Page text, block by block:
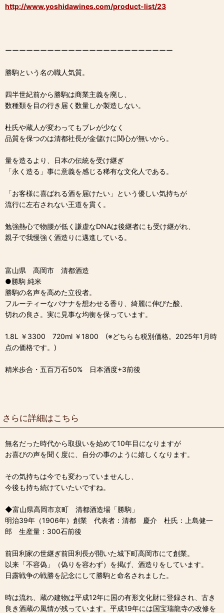
http://www.yoshidawines.com/product-list/23
ーーーーーーーーーーーーーーーーーーーーーーーー
勝駒という名の職人気質。
四半世紀前から勝駒は商業主義を廃し、
数種類を目の行き届く数量しか製造しない。
杜氏や蔵人が変わってもブレが少なく
品質を保つのは清都社長が金儲けに関心が無いから。
量を造るより、日本の伝統を受け継ぎ
「永く造る」事に意義を感じる稀有な文化人である。
「お客様に喜ばれる酒を届けたい」という優しい気持ちが
流行に左右されない王道を貫く。
勉強熱心で物腰が低く謙虚なDNAは後継者にも受け継がれ、
親子で我慢強く酒造りに邁進している。
富山県 高岡市 清都酒造
●勝駒 純米
勝駒の名声を高めた立役者。
フルーティーなバナナを想わせる香り、綺麗に伸びた酸、
切れの良さ。実に見事な均衡を保っています。
1.8L ￥3300 720ml ￥1800 (※どちらも税別価格。2025年1月時
点の価格です。)
精米歩合・五百万石50% 日本酒度+3前後
さらに詳細はこちら
無名だった時代から取扱いを始めて10年目になりますが
お喜びの声を聞く度に、自分の事のように嬉しくなります。
その気持ちは今でも変わっていませんし、
今後も持ち続けていたいですね。
◆富山県高岡市京町 清都酒造場「勝駒」
明治39年（1906年）創業 代表者：清都 慶介 杜氏：上島健一
郎 生産量：300石前後
前田利家の世継ぎ前田利長が開いた城下町高岡市にて創業。
以来「不容偽」（偽りを容わず）を掲げ、酒造りをしています。
日露戦争の戦勝を記念にして勝駒と命名されました。
時は流れ、蔵の建物は平成12年に国の有形文化財に登録され、古き
良き酒蔵の風情が残っています。平成19年には国宝瑞龍寺の改修を